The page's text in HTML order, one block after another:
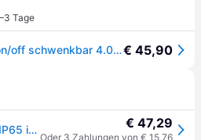
Tage
Paulmann Calla schwarz on/off schwenkbar 4.000 K 9cm 3er-Set€ 45,90
LED-Deckenleuchte Calla IP65 in Schwarz max. 6 Watt Deckenlampe € 47,29
Oder 3 Zahlungen von € 15,76